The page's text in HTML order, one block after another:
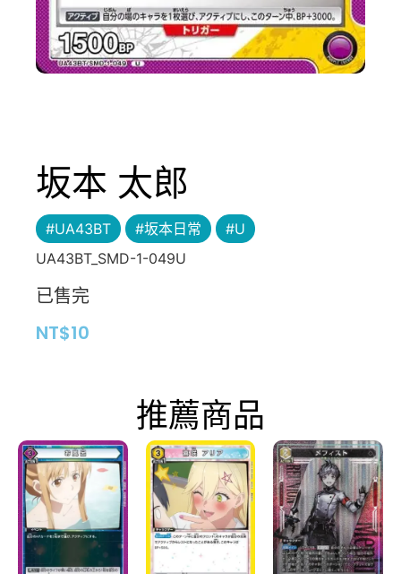
坂本 太郎
#UA43BT #坂本日常
#U
UA43BT_SMD-1-049U
已售完
NT$10
推薦商品